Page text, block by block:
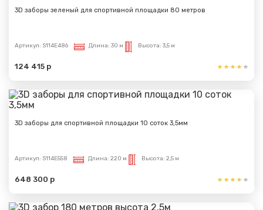
3D заборы зеленый для спортивной площадки 80 метров
Артикул: S114E486 Длина: 30 м Высота: 3,5 м
124 415 р
3D заборы для спортивной площадки 10 соток 3,5мм
Артикул: S114E558 Длина: 220 м Высота: 2,5 м
648 300 р